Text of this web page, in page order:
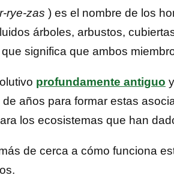
rye-zas ) es el nombre de los
árboles, arbustos,
significa que ambos
profundamente antiguo
años para formar estas
los ecosistemas que han
de cerca a cómo funciona